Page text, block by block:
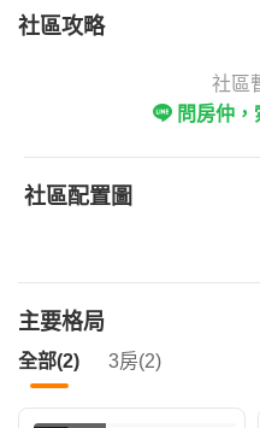
社區攻略
社區
問房仲
社區配置圖
主要格局
全部(2) 3房(2)